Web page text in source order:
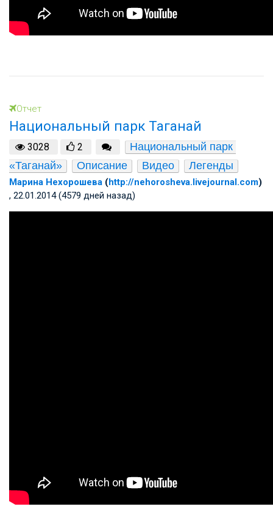
Отчет
Национальный парк Таганай
3028 2
Национальный парк
«Таганай»
Описание Видео Легенды
Марина Нехорошева (http://nehorosheva.livejournal.com)
, 22.01.2014 (4579 дней назад)